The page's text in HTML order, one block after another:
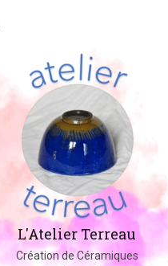
L'Atelier Terreau
Création de Céramiques